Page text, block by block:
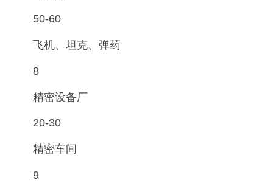
50-60
飞机、坦克、弹药
8
精密设备厂
20-30
精密车间
9